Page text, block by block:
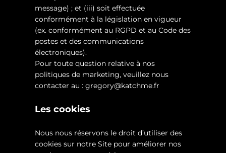
message) ; et (iii) soit effectuée
conformément à la législation en vigueur
(ex. conformément au RGPD et au Code des
postes et des communications
électroniques).
Pour toute question relative à nos
politiques de marketing, veuillez nous
contacter au :gregory@katchme.fr
Les cookies
Nous nous réservons le droit d’utiliser des
cookies sur notre Site pour améliorer nos